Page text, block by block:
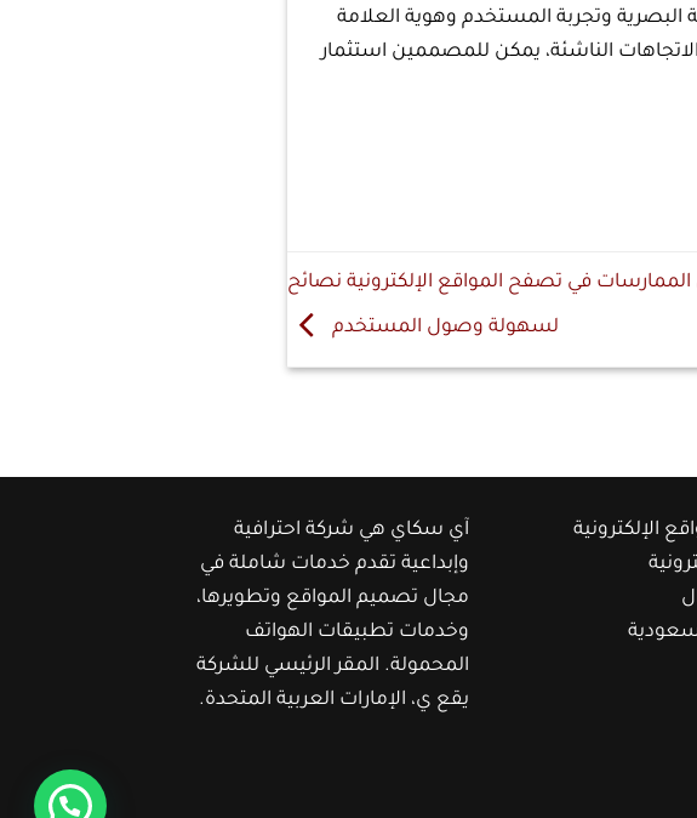
وتجربة المستخدم وهوية العلامة
الاتجاهات الناشئة، يمكن للمصممين استثمار
في تصفح المواقع الإلكترونية نصائح
لسهولة وصول المستخدم
الإلكترونية
آي سكاي هي شركة احترافية
وإبداعية تقدم خدمات شاملة في
مجال تصميم المواقع وتطويرها،
وخدمات تطبيقات الهواتف
المحمولة. المقر الرئيسي للشركة
يقع ي، الإمارات العربية المتحدة.